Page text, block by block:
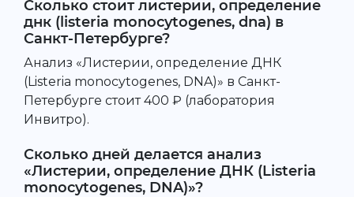
Сколько стоит листерии, определение
днк (listeria monocytogenes, dna) в
Санкт-Петербурге?
Анализ «Листерии, определение ДНК
(Listeria monocytogenes, DNA)» в Санкт-
Петербурге стоит 400 ₽ (лаборатория
Инвитро).
Сколько дней делается анализ
«Листерии, определение ДНК (Listeria
monocytogenes, DNA)»?